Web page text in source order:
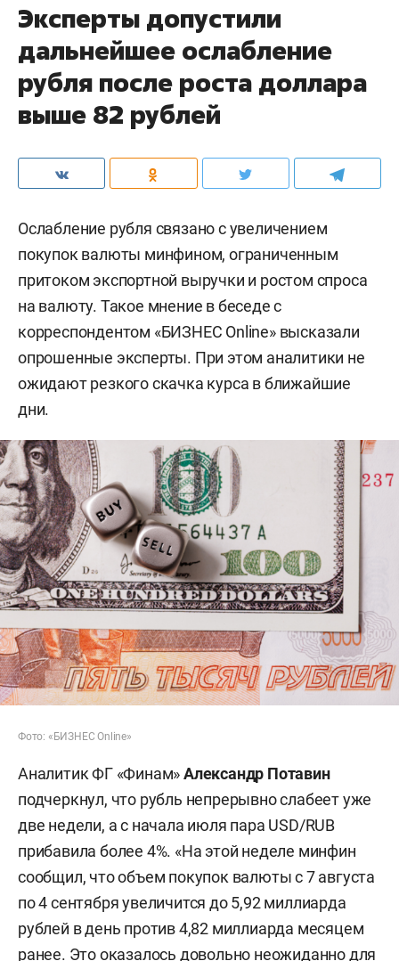
Эксперты допустили
дальнейшее ослабление
рубля после роста доллара
выше 82 рублей
Ослабление рубля связано с увеличением
покупок валюты минфином, ограниченным
притоком экспортной выручки и ростом спроса
на валюту. Такое мнение в беседе с
корреспондентом «БИЗНЕС Online» высказали
опрошенные эксперты. При этом аналитики не
ожидают резкого скачка курса в ближайшие
дни.
Фото: «БИЗНЕС Online»
Аналитик ФГ «Финам»Александр Потавин
подчеркнул, что рубль непрерывно слабеет уже
две недели, а с начала июля пара USD/RUB
прибавила более 4%. «На этой неделе минфин
сообщил, что объем покупок валюты с 7 августа
по 4 сентября увеличится до 5,92 миллиарда
рублей в день против 4,82 миллиарда месяцем
ранее. Это оказалось довольно неожиданно для